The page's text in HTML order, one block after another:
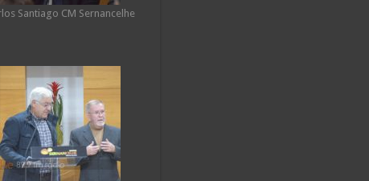
Santiago CM Sernancelhe